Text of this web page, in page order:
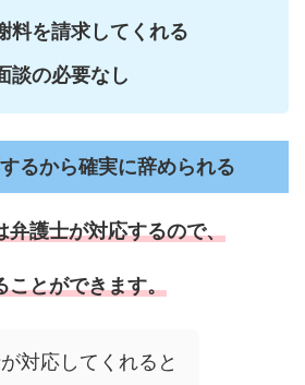
料を請求してくれる
談の必要なし
るから確実に辞められる
弁護士が対応するので、
ことができます。
対応してくれると